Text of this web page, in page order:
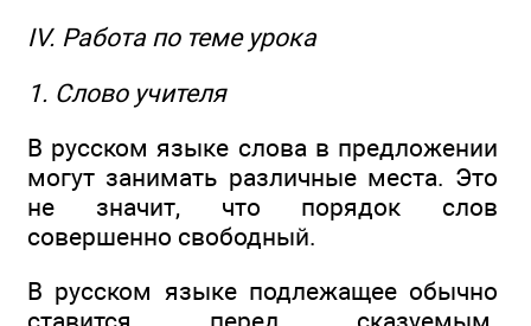
IV. Работа по теме урока
1. Слово учителя
В русском языке слова в предложении
могут занимать различные места. Это
не значит, что порядок слов
совершенно свободный.
В русском языке подлежащее обычно